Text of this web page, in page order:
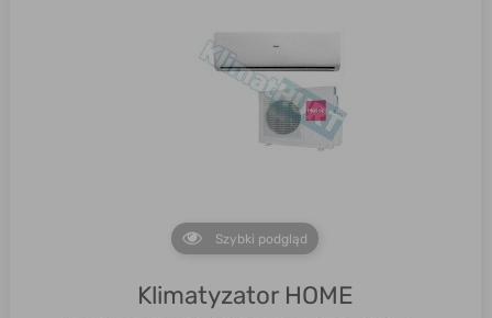
Szybki podgląd
Klimatyzator HOME